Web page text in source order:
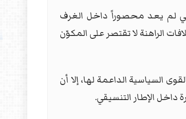
لم يعد محصوراً داخل الغرف
الراهنة لا تقتصر على المكوّن
السياسية الداعمة لها، إلا أن
داخل الإطار التنسيقي.